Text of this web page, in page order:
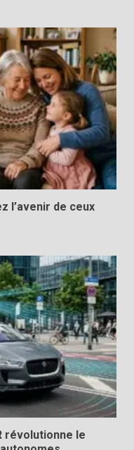
l’avenir de ceux
révolutionne le